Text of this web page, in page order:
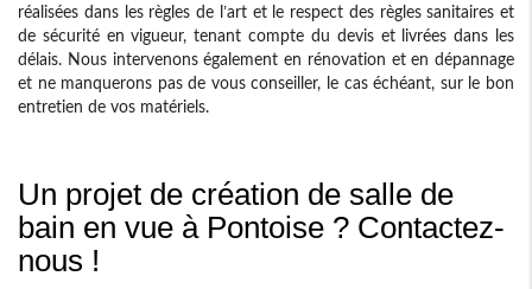
réalisées dans les règles de l’art et le respect des règles sanitaires et
de sécurité en vigueur, tenant compte du devis et livrées dans les
délais. Nous intervenons également en rénovation et en dépannage
et ne manquerons pas de vous conseiller, le cas échéant, sur le bon
entretien de vos matériels.
Un projet de création de salle de
bain en vue à Pontoise ? Contactez-
nous !